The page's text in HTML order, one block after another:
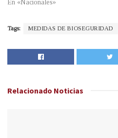
En «Nacionales»
Tags: MEDIDAS DE BIOSEGURIDAD
Relacionado Noticias